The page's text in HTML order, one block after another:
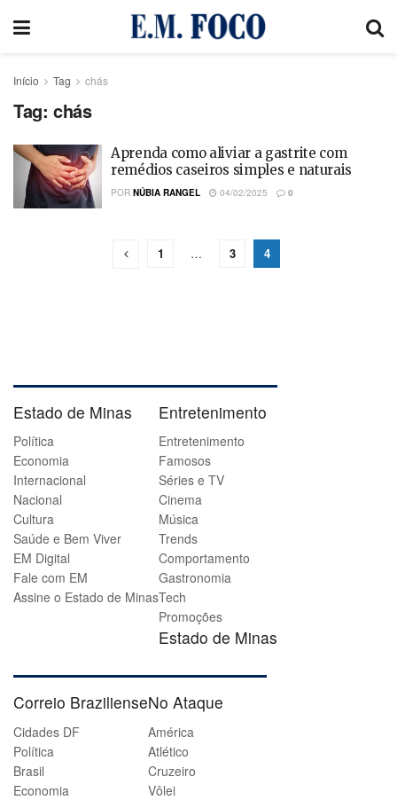
Início Tag chás
Tag: chás
Aprenda como aliviar a gastrite com
remédios caseiros simples e naturais
POR NÚBIA RANGEL 04/02/2025 0
1 … 3 4
Estado de Minas
Política
Economia
Internacional
Nacional
Cultura
Saúde e Bem Viver
EM Digital
Fale com EM
Assine o Estado de Minas
Entretenimento
Entretenimento
Famosos
Séries e TV
Cinema
Música
Trends
Comportamento
Gastronomia
Tech
Promoções
Estado de Minas
Correio Braziliense
Cidades DF
Política
Brasil
Economia
No Ataque
América
Atlético
Cruzeiro
Vôlei